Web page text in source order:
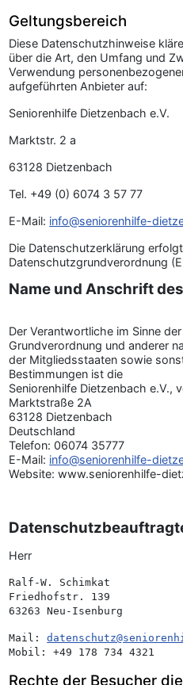
Geltungsbereich
Diese Datenschutzhinweise
über die Art, den Umfang und
Verwendung
aufgeführten Anbieter auf:
Seniorenhilfe Dietzenbach e.V.
Marktstr. 2 a
63128 Dietzenbach
Tel. +49 (0) 6074 3 57 77
E-Mail: info@seniorenhilfe-
Die Datenschutzerklärung
Datenschutzgrundverordnung
Name und Anschrift
Der Verantwortliche im Sinne
Grundverordnung und anderer
der Mitgliedsstaaten sowie
Bestimmungen ist die
Seniorenhilfe Dietzenbach e.V.,
Marktstraße 2A
63128 Dietzenbach
Deutschland
Telefon: 06074 35777
E-Mail: info@seniorenhilfe-
Website: www.seniorenhilfe-
Herr
Ralf-W. Schimkat
Friedhofstr. 139
63263 Neu-Isenburg
Mail:
Mobil: +49 178 734 4321
Rechte der Besucher